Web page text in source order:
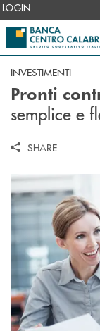
Salta al contenuto
LOGIN
INVESTIMENTI
Pronti
semplice e
SHARE